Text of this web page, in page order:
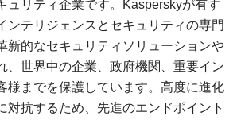
ュリティ企業です。Kasperskyが有す
ンテリジェンスとセキュリティの専門
新的なセキュリティソリューションや
、世界中の企業、政府機関、重要イン
様までを保護しています。高度に進化
対抗するため、先進のエンドポイント